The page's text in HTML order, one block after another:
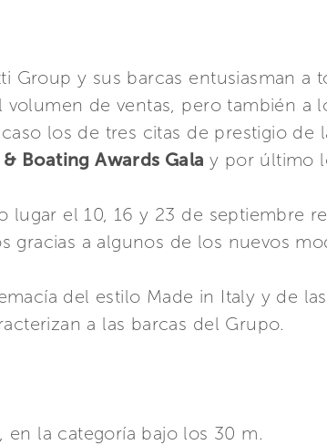
Group y sus barcas entusiasman a
de ventas, pero también a
los de tres citas de prestigio de
Boating Awards Gala y por último
lugar el 10, 16 y 23 de septiembre
gracias a algunos de los nuevos
del estilo Made in Italy y de
a las barcas del Grupo.
en la categoría bajo los 30 m.